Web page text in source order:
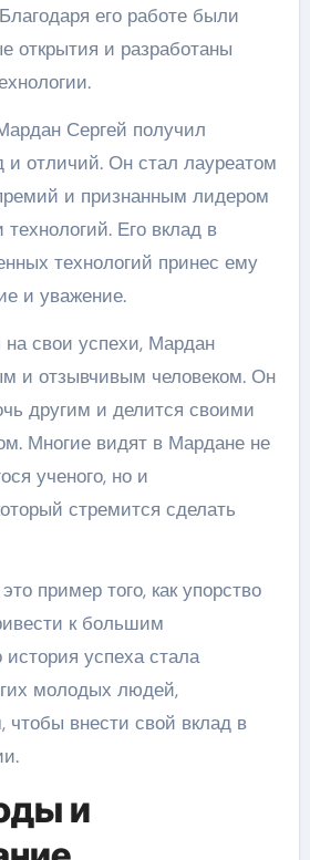
его работе были
открытия и разработаны
Сергей получил
и отличий. Он стал лауреатом
и признанным лидером
Его вклад в
технологий принес ему
и уважение.
на свои успехи, Мардан
и отзывчивым человеком. Он
другим и делится своими
Многие видят в Мардане не
ученого, но и
стремится сделать
пример того, как упорство
к большим
успеха стала
молодых людей,
внести свой вклад в
и